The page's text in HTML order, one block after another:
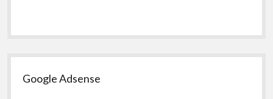
Google Adsense